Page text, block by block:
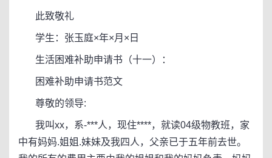
此致敬礼
学生：张玉庭×年×月×日
生活困难补助申请书（十一）：
困难补助申请书范文
尊敬的领导:
我叫xx，系-***人，现住****，就读04级物教班，家
中有妈妈.姐姐.妹妹及我四人，父亲已于五年前去世。